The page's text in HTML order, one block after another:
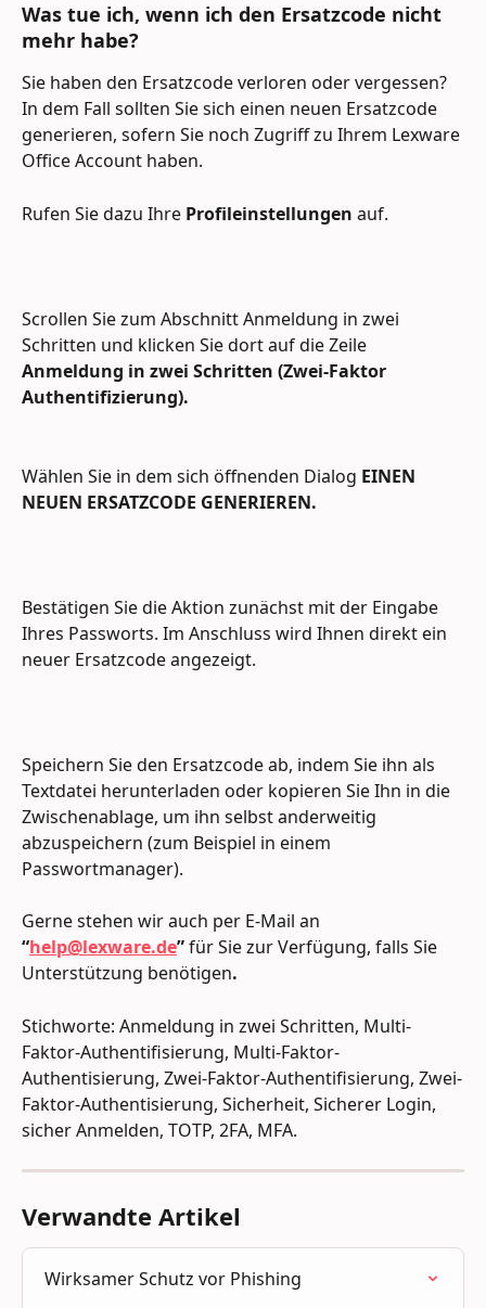
Was tue ich, wenn ich den Ersatzcode nicht
mehr habe?
Sie haben den Ersatzcode verloren oder vergessen?
In dem Fall sollten Sie sich einen neuen Ersatzcode
generieren, sofern Sie noch Zugriff zu Ihrem Lexware
Office Account haben.
Rufen Sie dazu Ihre Profileinstellungen auf.
Scrollen Sie zum Abschnitt Anmeldung in zwei
Schritten und klicken Sie dort auf die Zeile
Anmeldung in zwei Schritten (Zwei-Faktor
Authentifizierung).
Wählen Sie in dem sich öffnenden Dialog EINEN
NEUEN ERSATZCODE GENERIEREN.
Bestätigen Sie die Aktion zunächst mit der Eingabe
Ihres Passworts. Im Anschluss wird Ihnen direkt ein
neuer Ersatzcode angezeigt.
Speichern Sie den Ersatzcode ab, indem Sie ihn als
Textdatei herunterladen oder kopieren Sie Ihn in die
Zwischenablage, um ihn selbst anderweitig
abzuspeichern (zum Beispiel in einem
Passwortmanager).
Gerne stehen wir auch per E-Mail an
“help@lexware.de” für Sie zur Verfügung, falls Sie
Unterstützung benötigen.
Stichworte: Anmeldung in zwei Schritten, Multi-
Faktor-Authentifisierung, Multi-Faktor-
Authentisierung, Zwei-Faktor-Authentifisierung, Zwei-
Faktor-Authentisierung, Sicherheit, Sicherer Login,
sicher Anmelden, TOTP, 2FA, MFA.
Verwandte Artikel
Wirksamer Schutz vor Phishing